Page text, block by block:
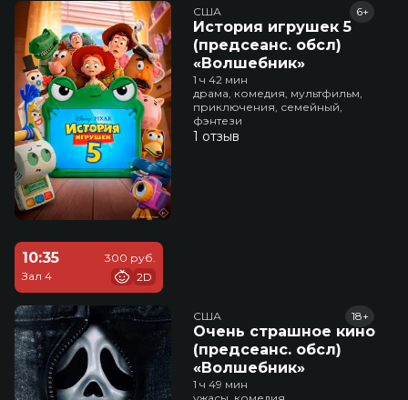
США
История игрушек 5
(предсеанс. обсл)
«Волшебник»
6+
1 ч 42 мин
драма, комедия, мультфильм,
приключения, семейный,
фэнтези
1 отзыв
10:35
Зал 4
300 руб.
2D
США
Очень страшное кино
(предсеанс. обсл)
«Волшебник»
18+
1 ч 49 мин
ужасы, комедия